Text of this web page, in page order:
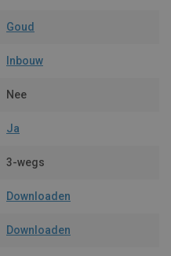
Goud
Inbouw
Nee
Ja
3-wegs
Downloaden
Downloaden